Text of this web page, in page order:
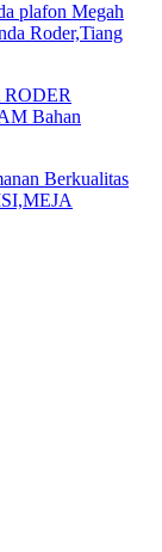
plafon Megah
Roder,Tiang
RODER
Bahan
Berkualitas